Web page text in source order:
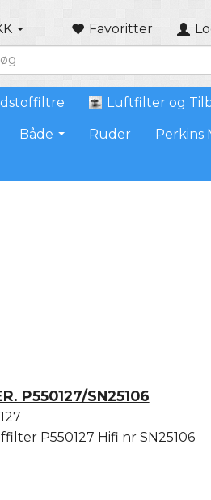
Favoritter
Luftfilter og
Både Ruder Perkins
P550127/SN25106
P550127 Hifi nr SN25106